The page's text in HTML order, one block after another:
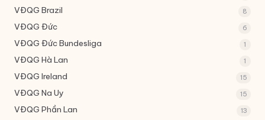
VĐQG Brazil 8
VĐQG Đức 6
VĐQG ĐứcBundesliga 1
VĐQG Hà Lan 1
VĐQG Ireland 15
VĐQG Na Uy 15
VĐQG Phần Lan 13